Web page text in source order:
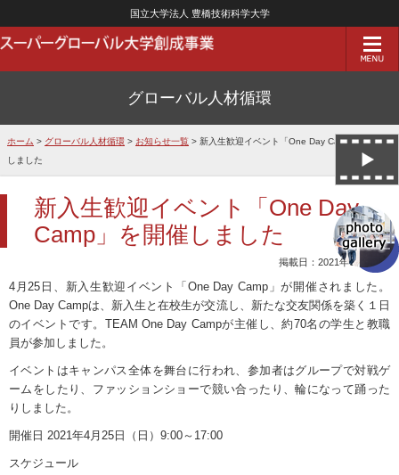
国立大学法人 豊橋技術科学大学
グローバル人材循環
ホーム > グローバル人材循環 > お知らせ一覧 > 新入生歓迎イベント「One Day Camp」を開催
しました
新入生歓迎イベント「One Day
Camp」を開催しました
掲載日：2021年04月26日
4月25 日、新入生歓迎イベント「 One Day Camp 」が開催されました。
One Day Campは、新入生と在校生が交流し、新たな交友関係を築く１日
のイベントです。 TEAM One Day Campが主催し、約70名の学生と教職
員が参加しました。
イベントはキャンパス全体を舞台に行われ、参加者はグループで対戦ゲ
ームをしたり、ファッションショーで競い合ったり、輪になって踊った
りしました。
開催日 2021年4月 25 日（日） 9:00～ 17:00
スケジュール